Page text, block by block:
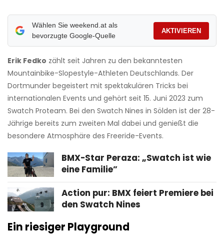
Wählen Sie weekend.at als
bevorzugte Google-Quelle
AKTIVIEREN
Erik Fedko zählt seit Jahren zu den bekanntesten
Mountainbike-Slopestyle-Athleten Deutschlands. Der
Dortmunder begeistert mit spektakulären Tricks bei
internationalen Events und gehört seit 15. Juni 2023 zum
Swatch Proteam. Bei den Swatch Nines in Sölden ist der 28-
Jährige bereits zum zweiten Mal dabei und genießt die
besondere Atmosphäre des Freeride-Events.
BMX-Star Peraza: „Swatch ist wie
eine Familie”
Action pur: BMX feiert Premiere bei
den Swatch Nines
Ein riesiger Playground